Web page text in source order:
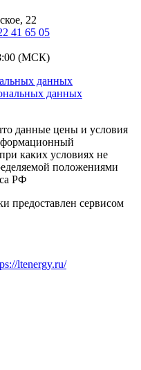
22
41 65 05
(МСК)
данных
данных
данные цены и условия
каких условиях не
положениями
РФ
предоставлен сервисом
ltenergy.ru/